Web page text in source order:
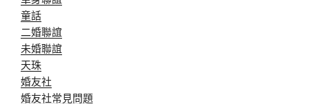
童話
二婚聯誼
未婚聯誼
天珠
婚友社
婚友社常見問題